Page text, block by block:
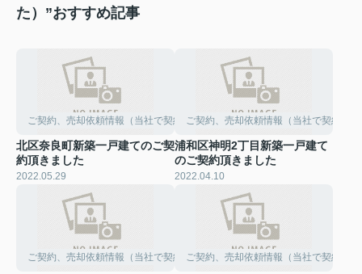
た）”おすすめ記事
ご契約、売却依頼情報（当社で契約して頂きました）
北区奈良町新築一戸建てのご契
約頂きました
2022.05.29
ご契約、売却依頼情報（当社で契約し
浦和区神明2丁目新築一戸建て
のご契約頂きました
2022.04.10
ご契約、売却依頼情報（当社で契約して頂きました）ご契約、売却依頼情報（当社で契約し